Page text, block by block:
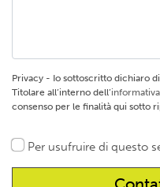
Privacy - Io sottoscritto dichiaro
Titolare all’interno dell’
consenso per le finalità qui sotto
Per usufruire di questo